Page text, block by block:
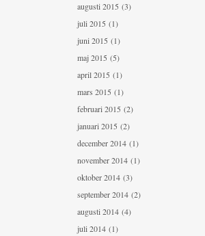
augusti 2015 (3)
juli 2015 (1)
juni 2015 (1)
maj 2015 (5)
april 2015 (1)
mars 2015 (1)
februari 2015 (2)
januari 2015 (2)
december 2014 (1)
november 2014 (1)
oktober 2014 (3)
september 2014 (2)
augusti 2014 (4)
juli 2014 (1)